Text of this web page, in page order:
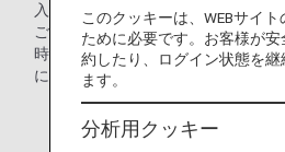
入会がお済みでない方は、ANAマ
ご入会ください。10桁のお客様番
時にご登録いただくか、お電話で
にお伝えください。
オンラインチェックインにて
もできます。
このクッキーは、WEBサイ
ために必要です。お客様が
約したり、ログイン状態を継
ます。
分析用クッキー